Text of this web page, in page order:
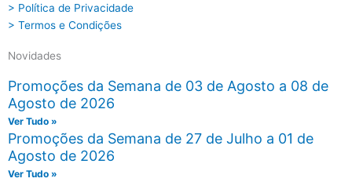
> Política de Privacidade
> Termos e Condições
Novidades
Promoções da Semana de 03 de Agosto a 08 de
Agosto de 2026
Ver Tudo »
Promoções da Semana de 27 de Julho a 01 de
Agosto de 2026
Ver Tudo »